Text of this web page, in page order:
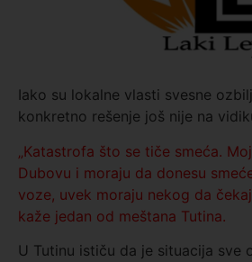
Iako su lokalne vlasti svesne
konkretno rešenje još nije na
„Katastrofa što se tiče smeća.
Dubovu i moraju da donesu
voze, uvek moraju nekog da
kaže jedan od meštana Tutina.
U Tutinu ističu da je situacija sve